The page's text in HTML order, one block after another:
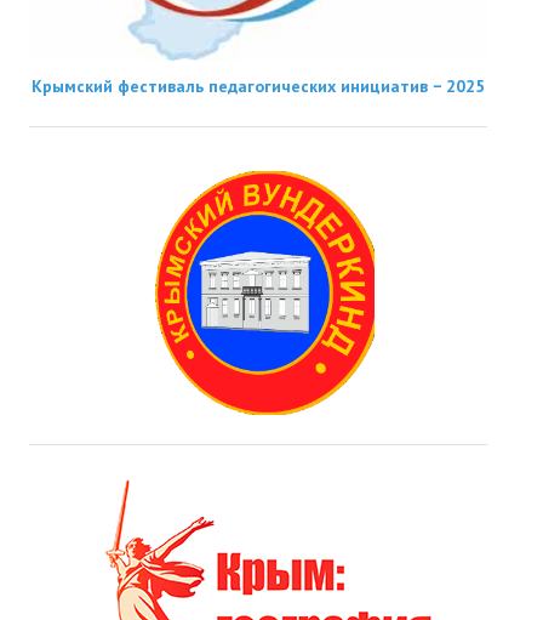
Крымский фестиваль педагогических инициатив − 2025